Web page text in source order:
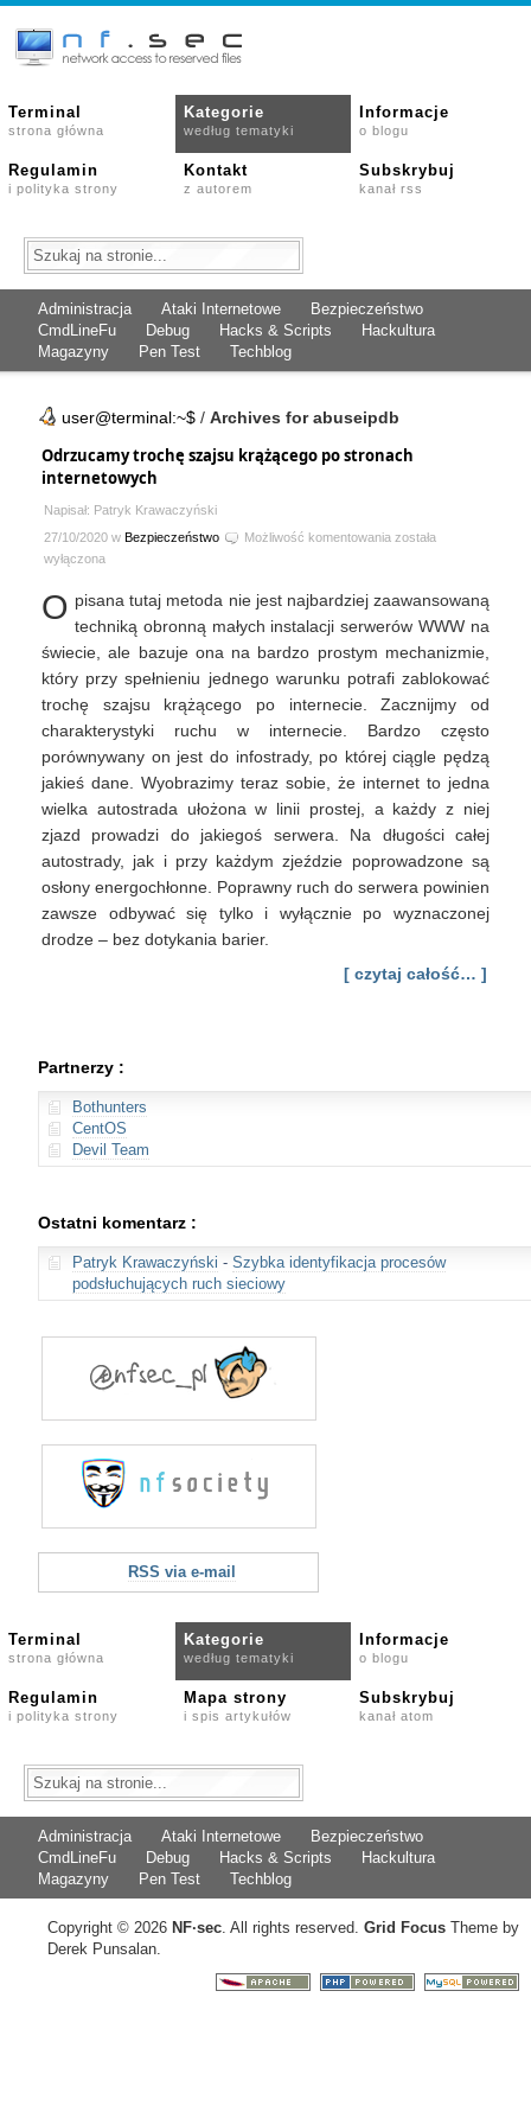
Terminal
strona główna
Kategorie
według tematyki
Informacje
o blogu
Regulamin
i polityka strony
Kontakt
z autorem
Subskrybuj
kanał rss
Administracja Ataki Internetowe
Bezpieczeństwo
CmdLineFu
Debug Hacks & Scripts
Hackultura
Magazyny
Pen Test Techblog
user@terminal:~$ / Archives for abuseipdb
Odrzucamy trochę szajsu krążącego po stronach
internetowych
Napisał: Patryk Krawaczyński
27/10/2020 w Bezpieczeństwo Możliwość komentowania Odrzucamy
krążącego
po
została
wyłączona
O pisana tutaj metoda nie jest najbardziej zaawansowaną
techniką obronną małych instalacji serwerów WWW na
świecie, ale bazuje ona na bardzo prostym mechanizmie,
który przy spełnieniu jednego warunku potrafi zablokować
trochę szajsu krążącego po internecie. Zacznijmy od
charakterystyki ruchu w internecie. Bardzo często
porównywany on jest do infostrady, po której ciągle pędzą
jakieś dane. Wyobrazimy teraz sobie, że internet to jedna
wielka autostrada ułożona w linii prostej, a każdy z niej
zjazd prowadzi do jakiegoś serwera. Na długości całej
autostrady, jak i przy każdym zjeździe poprowadzone są
osłony energochłonne. Poprawny ruch do serwera powinien
zawsze odbywać się tylko i wyłącznie po wyznaczonej
drodze – bez dotykania barier.
[ czytaj całość… ]
Partnerzy :
Bothunters
CentOS
Devil Team
Ostatni komentarz :
Patryk Krawaczyński - Szybka identyfikacja procesów
podsłuchujących ruch sieciowy
RSS via e-mail
Terminal
strona główna
Kategorie
według tematyki
Informacje
o blogu
Regulamin
i polityka strony
Mapa strony
i spis artykułów
Subskrybuj
kanał atom
Administracja Ataki Internetowe
Bezpieczeństwo
CmdLineFu
Debug Hacks & Scripts
Hackultura
Magazyny
Pen Test Techblog
Copyright © 2026 NF·sec. All rights reserved. Grid Focus Theme by
Derek Punsalan.